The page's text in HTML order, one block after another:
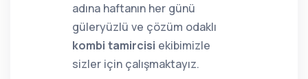
adına haftanın her günü
güleryüzlü ve çözüm odaklı
kombi tamircisi ekibimizle
sizler için çalışmaktayız.